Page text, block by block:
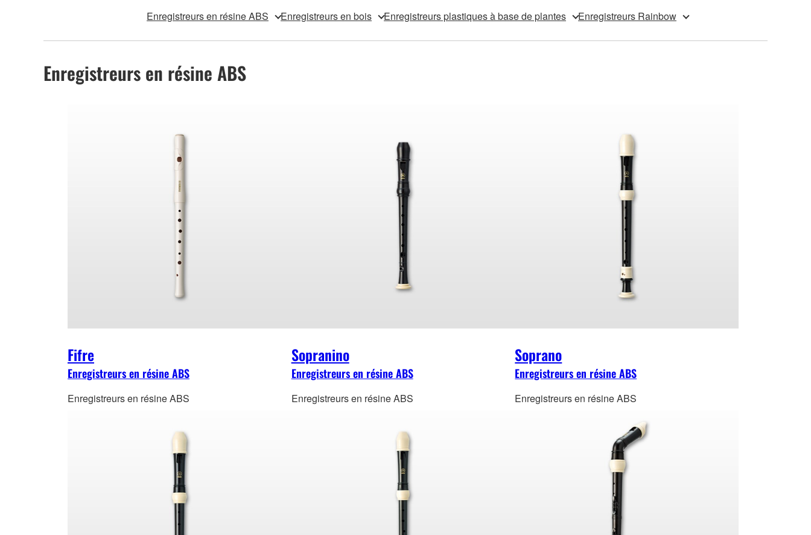
Enregistreurs en résine ABS Enregistreurs en bois Enregistreurs plastiques à base de plantes Enregistreurs Rainbow
Enregistreurs en résine ABS
Fifre
Enregistreurs en résine ABS
Enregistreurs en résine ABS
Sopranino
Enregistreurs en résine ABS
Enregistreurs en résine ABS
Soprano
Enregistreurs en résine ABS
Enregistreurs en résine ABS